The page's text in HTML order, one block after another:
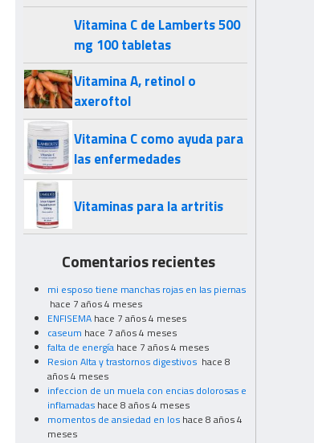
Vitamina C de Lamberts 500
mg 100 tabletas
Vitamina A, retinol o
axeroftol
Vitamina C como ayuda para
las enfermedades
Vitaminas para la artritis
Comentarios recientes
mi esposo tiene manchas rojas en las piernas
hace 7 años 4 meses
ENFISEMA hace 7 años 4 meses
caseum hace 7 años 4 meses
falta de energía hace 7 años 4 meses
Resion Alta y trastornos digestivos hace 8
años 4 meses
infeccion de un muela con encias dolorosas e
inflamadas hace 8 años 4 meses
momentos de ansiedad en los hace 8 años 4
meses